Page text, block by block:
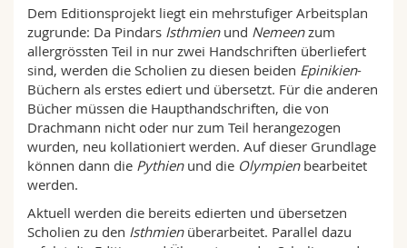
Dem Editionsprojekt liegt ein mehrstufiger Arbeitsplan
zugrunde: Da Pindars Isthmienund Nemeenzum
allergrössten Teil in nur zwei Handschriften überliefert
sind, werden die Scholien zu diesen beiden Epinikien-
Büchern als erstes ediert und übersetzt. Für die anderen
Bücher müssen die Haupthandschriften, die von
Drachmann nicht oder nur zum Teil herangezogen
wurden, neu kollationiert werden. Auf dieser Grundlage
können dann die Pythienund die Olympienbearbeitet
werden.
Aktuell werden die bereits edierten und übersetzen
Scholien zu den Isthmien überarbeitet. Parallel dazu